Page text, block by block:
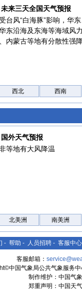
来三天全国天气预报
台风“白海豚”影响，华
东沿海及东海等海域风
内蒙古等地有分散性强
西北 西南
外天气预报
等地有大风降温
北美洲 南美洲
- 帮助 - 人员招聘 - 客服中心
客服邮箱：
中国气象局公共气象服务
制作维护：中国气
郑重声明：中国天